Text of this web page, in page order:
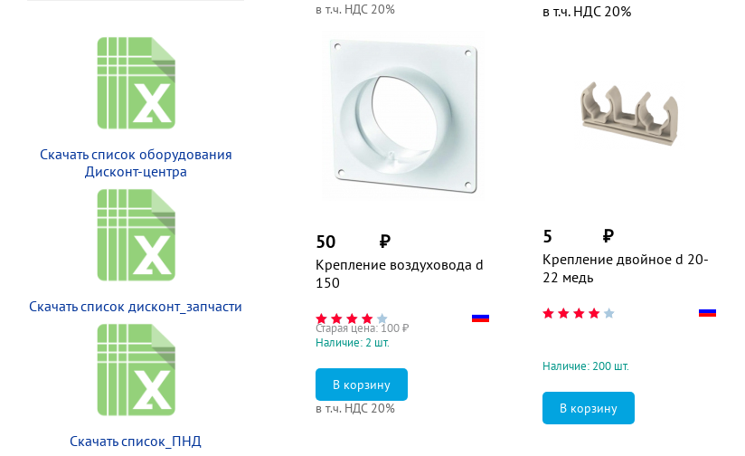
Скачать список оборудования
Дисконт-центра
Скачать список дисконт_запчасти
Скачать список_ПНД
Крепление воздуховода d
150
50 ₽
в т.ч. НДС 20%
Старая цена:100₽
в т.ч. НДС 20%
Наличие: 2 шт.
Крепление двойное d 20-
22 медь
5 ₽
в т.ч. НДС 20%
Наличие: 200 шт.